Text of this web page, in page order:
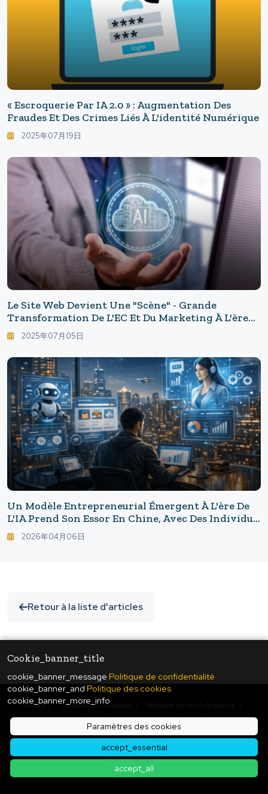
Cookie_banner_title
cookie_banner_message Politique de confidentialité
cookie_banner_and Politique des cookies
cookie_banner_more_info
Paramètres des cookies
accept_essential
accept_all
« Escroquerie Par IA 2.0 » : Augmentation Des
Fraudes Et Des Crimes Liés À L'identité Numérique
2025年07月19日
Le Site Web Devient Une "scène" - Grande
Transformation De L'EC Et Du Marketing À L'ère
De L'IA Générative
2025年07月05日
Un Modèle Entrepreneurial Émergent À L'ère De
L'IA Prend Son Essor En Chine, Avec Des Individus
Réalisant Un Chiffre D'affaires Annuel De 100
Millions De Yens.
2026年04月06日
Retour à la liste d'articles
Contact |Conditions d'utilisation Politique de confidentialité
Politique des cookies |Paramètres des cookies
© Copyright
ukiyo journal - 日本と世界をつなぐ新しいニュースメディア
Tous droits réservés.